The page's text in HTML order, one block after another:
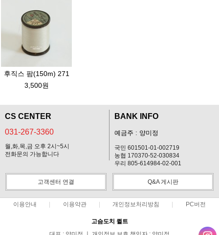
후직스 팜(150m) 271
3,500원
CS CENTER
031-267-3360
월,화,목,금 오후 2시~5시
전화문의 가능합니다
BANK INFO
예금주 : 양미정
국민 601501-01-002719
농협 170370-52-030834
우리 805-614984-02-001
고객센터 연결 Q&A 게시판
이용안내 이용약관 개인정보처리방침 PC버전
고슴도치 퀼트